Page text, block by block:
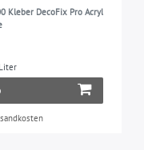
Kleber DecoFix Pro Acryl